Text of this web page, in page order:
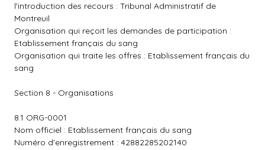
l'introduction des recours : Tribunal Administratif de
Montreuil
Organisation qui reçoit les demandes de participation :
Etablissement français du sang
Organisation qui traite les offres : Etablissement français du
sang
Section 8 - Organisations
8.1 ORG-0001
Nom officiel : Etablissement français du sang
Numéro d'enregistrement : 42882285202140